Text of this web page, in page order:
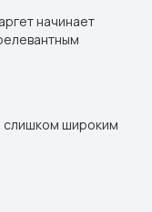
начинает
слишком широким